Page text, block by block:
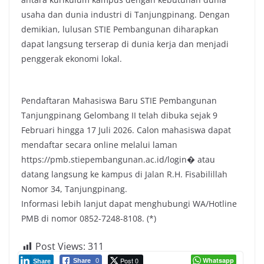
usaha dan dunia industri di Tanjungpinang. Dengan
demikian, lulusan STIE Pembangunan diharapkan
dapat langsung terserap di dunia kerja dan menjadi
penggerak ekonomi lokal.
Pendaftaran Mahasiswa Baru STIE Pembangunan
Tanjungpinang Gelombang II telah dibuka sejak 9
Februari hingga 17 Juli 2026. Calon mahasiswa dapat
mendaftar secara online melalui laman
https://pmb.stiepembangunan.ac.id/login⁠� atau
datang langsung ke kampus di Jalan R.H. Fisabilillah
Nomor 34, Tanjungpinang.
Informasi lebih lanjut dapat menghubungi WA/Hotline
PMB di nomor 0852-7248-8108. (*)
Post Views: 311
Share 0 Post 0
Share Whatsapp